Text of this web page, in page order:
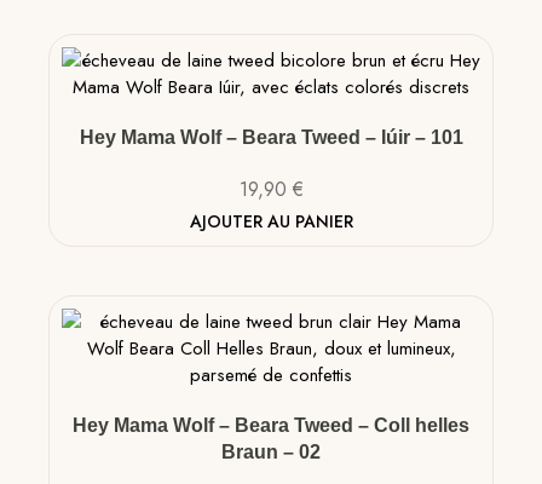
Hey Mama Wolf – Beara Tweed – Iúir – 101
19,90 €
AJOUTER AU PANIER
Hey Mama Wolf – Beara Tweed – Coll helles
Braun – 02